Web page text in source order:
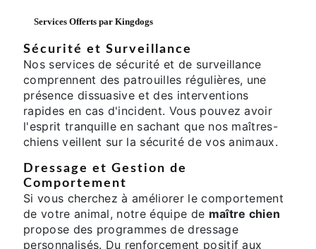
Services Offerts par Kingdogs
Sécurité et Surveillance
Nos services de sécurité et de surveillance
comprennent des patrouilles régulières, une
présence dissuasive et des interventions
rapides en cas d'incident. Vous pouvez avoir
l'esprit tranquille en sachant que nos maîtres-
chiens veillent sur la sécurité de vos animaux.
Dressage et Gestion de
Comportement
Si vous cherchez à améliorer le comportement
de votre animal, notre équipe de maître chien
propose des programmes de dressage
personnalisés. Du renforcement positif aux